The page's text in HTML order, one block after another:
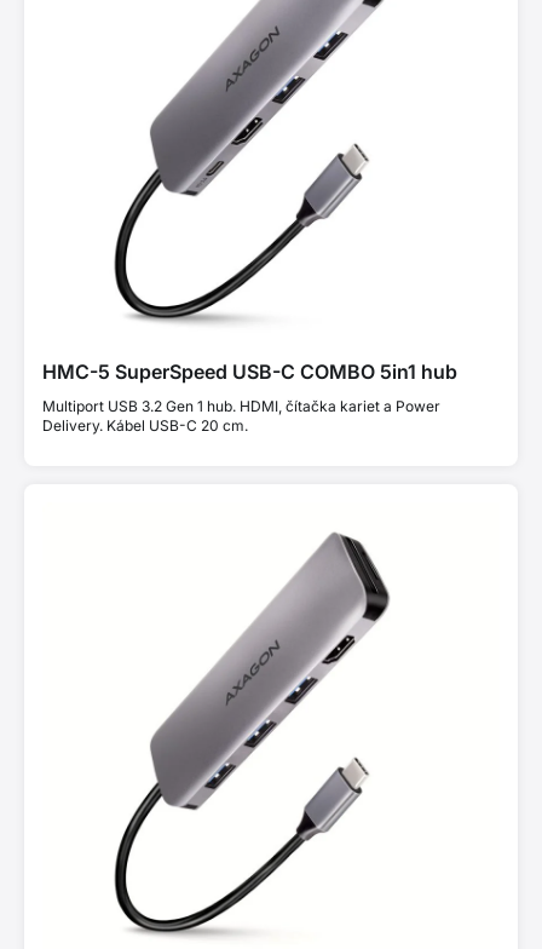
HMC-5 SuperSpeed USB-C COMBO 5in1 hub
Multiport USB 3.2 Gen 1 hub. HDMI, čítačka kariet a Power
Delivery. Kábel USB-C 20 cm.